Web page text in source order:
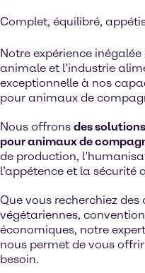
Complet, équilibré,
Notre expérience
animale et l’industrie
exceptionnelle à nos
pour animaux de
Nous offrons des
pour animaux de
de production,
l’appétence et la sécurité
Que vous recherchiez
végétariennes,
économiques, notre
nous permet de vous
besoin.